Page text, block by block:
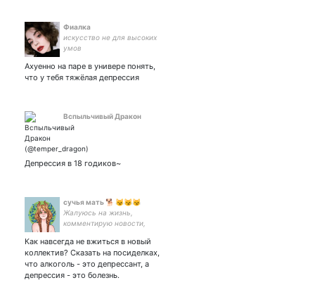
Фиалка
искусство не для высоких
умов
Ахуенно на паре в универе понять,
что у тебя тяжёлая депрессия
Вспыльчивый Дракон
Депрессия в 18 годиков~
сучья мать 🐕 😼😼😼
Жалуюсь на жизнь,
комментирую новости,
феминистка, филологиня,
кото- и
собакодержательница,
храпунцель, бисексуалка.
Как навсегда не вжиться в новый
коллектив? Сказать на посиделках,
что алкоголь - это депрессант, а
депрессия - это болезнь.